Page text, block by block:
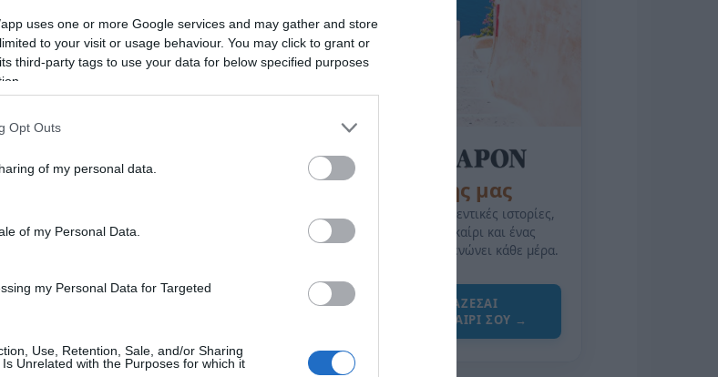
uses one or more Google services and may gather and store
to your visit or usage behaviour. You may click to grant or
third-party tags to use your data for below specified purposes
Opt Outs
of my personal data.
of my Personal Data.
my Personal Data for Targeted
Use, Retention, Sale, and/or Sharing
Unrelated with the Purposes for which it
θα υποβάλουν αιτήσεις
Πρόσκληση Εκδήλωσης Ενδιαφέροντος
στο πλαίσιο της Δράσης “Υποστήριξη
της Ζωής μας
Οι άνθρωποι, οι αυθεντικές ιστορίες,
το ελληνικό καλοκαίρι και ένας
πολιτισμός που μας ενώνει κάθε μέρα.
ΌΣΑ ΧΡΕΙΆΖΕΣΑΙ
ΓΙΑ ΤΟ ΚΑΛΟΚΑΊΡΙ ΣΟΥ →